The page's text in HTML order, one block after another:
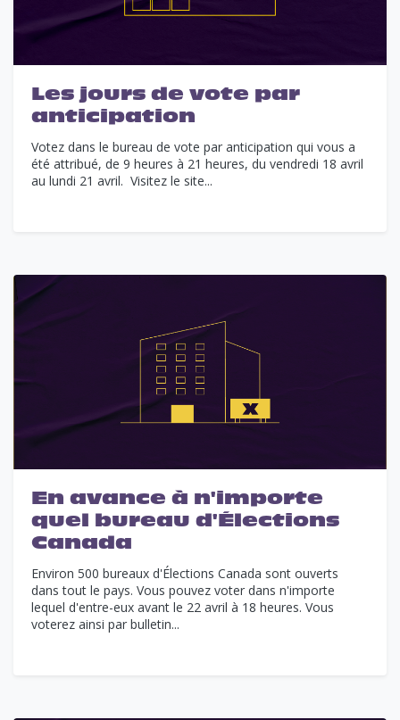
Les jours de vote par
anticipation
Votez dans le bureau de vote par anticipation qui vous a
été attribué, de 9 heures à 21 heures, du vendredi 18 avril
au lundi 21 avril. Visitez le site...
En avance à n'importe
quel bureau d'Élections
Canada
Environ 500 bureaux d'Élections Canada sont ouverts
dans tout le pays. Vous pouvez voter dans n'importe
lequel d'entre-eux avant le 22 avril à 18 heures. Vous
voterez ainsi par bulletin...